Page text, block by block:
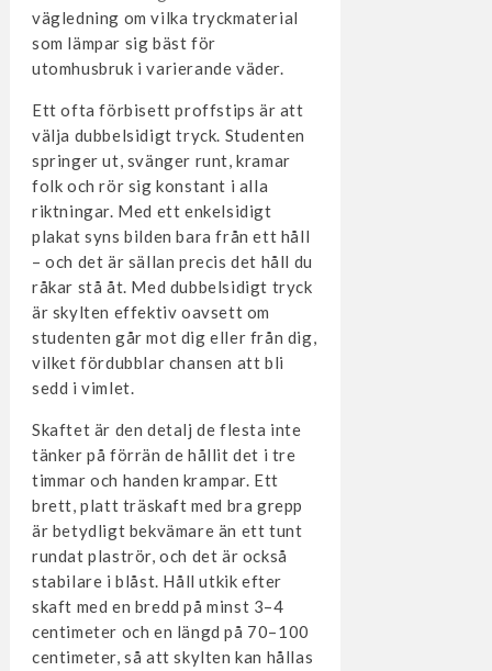
vägledning om vilka tryckmaterial
som lämpar sig bäst för
utomhusbruk i varierande väder.
Ett ofta förbisett proffstips är att
välja dubbelsidigt tryck. Studenten
springer ut, svänger runt, kramar
folk och rör sig konstant i alla
riktningar. Med ett enkelsidigt
plakat syns bilden bara från ett håll
– och det är sällan precis det håll du
råkar stå åt. Med dubbelsidigt tryck
är skylten effektiv oavsett om
studenten går mot dig eller från dig,
vilket fördubblar chansen att bli
sedd i vimlet.
Skaftet är den detalj de flesta inte
tänker på förrän de hållit det i tre
timmar och handen krampar. Ett
brett, platt träskaft med bra grepp
är betydligt bekvämare än ett tunt
rundat plaströr, och det är också
stabilare i blåst. Håll utkik efter
skaft med en bredd på minst 3–4
centimeter och en längd på 70–100
centimeter, så att skylten kan hållas